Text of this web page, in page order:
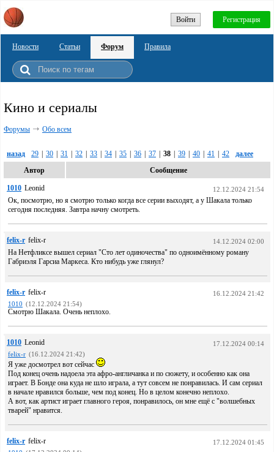
Войти Регистрация
Новости Статьи Форум Правила
Кино и сериалы
Форумы Обо всем
назад 29 30 31 32 33 34 35 36 37 38 39 40 41 42
далее
Автор
Сообщение
1010 Leonid 12.12.2024 21:54
Ок, посмотрю, но я смотрю только когда все серии выходят, а у Шакала только
сегодня последняя. Завтра начну смотреть.
felix-r felix-r 14.12.2024 02:00
На Нетфликсе вышел сериал "Сто лет одиночества" по одноимённому роману
Габриэля Гарсиа Маркеса. Кто нибудь уже глянул?
felix-r felix-r
16.12.2024 21:42
1010 (12.12.2024 21:54)
Смотрю Шакала. Очень неплохо.
1010 Leonid
17.12.2024 00:14
felix-r (16.12.2024 21:42)
Я уже досмотрел вот сейчас
Под конец очень надоела эта афро-англичанка и по сюжету, и особенно как она
играет. В Бонде она куда не шло играла, а тут совсем не понравилась. И сам сериал
в начале нравился больше, чем под конец. Но в целом конечно неплохо.
А вот, как артист играет главного героя, понравилось, он мне ещё с "волшебных
тварей" нравится.
felix-r felix-r
17.12.2024 01:45